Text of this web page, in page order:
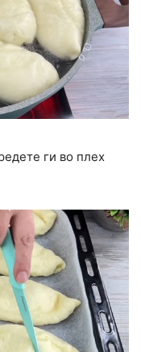
ги во плех